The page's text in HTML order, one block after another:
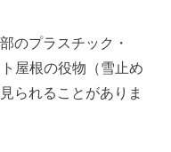
のプラスチック・
屋根の役物（雪止め
られることがありま